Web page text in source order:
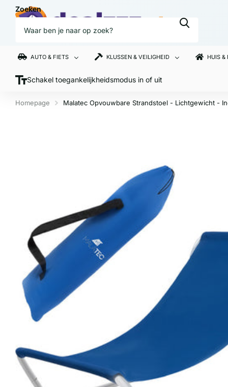
Zoeken
AUTO & FIETS KLUSSEN & VEILIGHEID HUIS &
Schakel toegankelijkheidsmodus in of uit
Homepage Malatec Opvouwbare Strandstoel - Lichtgewicht -